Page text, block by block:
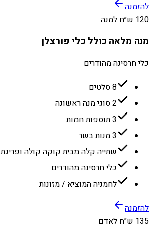
להזמנה
120 ש״ח למנה
מנה מלאה כולל כלי פורצלן
כלי חרסינה מהודרים
8 סלטים
2 סוגי מנה ראשונה
3 תוספות חמות
3 מנות בשר
שתייה קלה מבית קוקה קולה ופריגת
כלי חרסינה מהודרים
לחמניה המוציא / מזונות
להזמנה
135 ש״ח לאדם